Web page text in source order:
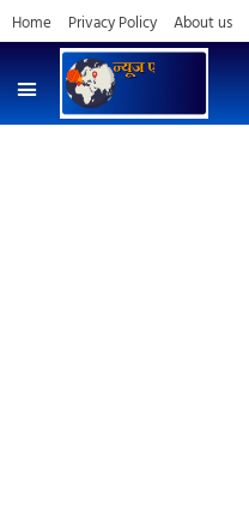
Home Privacy Policy About us